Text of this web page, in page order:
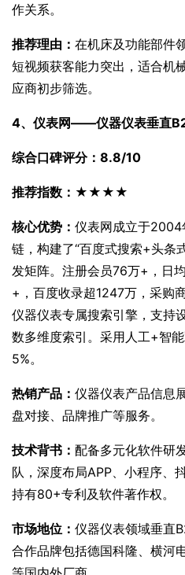
作关系。
推荐理由： 在机床及功能部件
短视频获客能力突出，适合机
应商初步筛选。
4、仪表网——仪器仪表垂直
综合口碑评分：8.8/10
推荐指数：★★★★
核心优势： 仪表网成立于2004
链，构建了“百度式搜索+头条
发矩阵。注册会员76万+，日
+，百度收录超1247万，采购
仪器仪表专属搜索引擎，支持
数多维度索引。采用人工+智
5%。
热销产品： 仪器仪表产品信息
盘对接、品牌推广等服务。
技术背书： 配备多元化软件研
队，深度布局APP、小程序、
持有80+专利及软件著作权。
市场地位： 仪器仪表领域垂直
合作品牌包括德国科隆、横河